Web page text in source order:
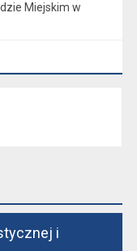
Miejskim w
i